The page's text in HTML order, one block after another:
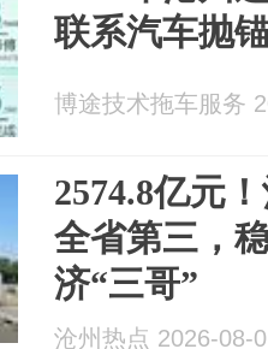
联系汽车抛
博途技术拖车服务
2574.8亿元
全省第三，
济“三哥”
沧州热点 2026-08-